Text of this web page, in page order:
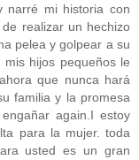
narré mi historia con
realizar un hechizo
pelea y golpear a su
hijos pequeños le
que nunca hará
familia y la promesa
again.I estoy
para la mujer. toda
usted es un gran